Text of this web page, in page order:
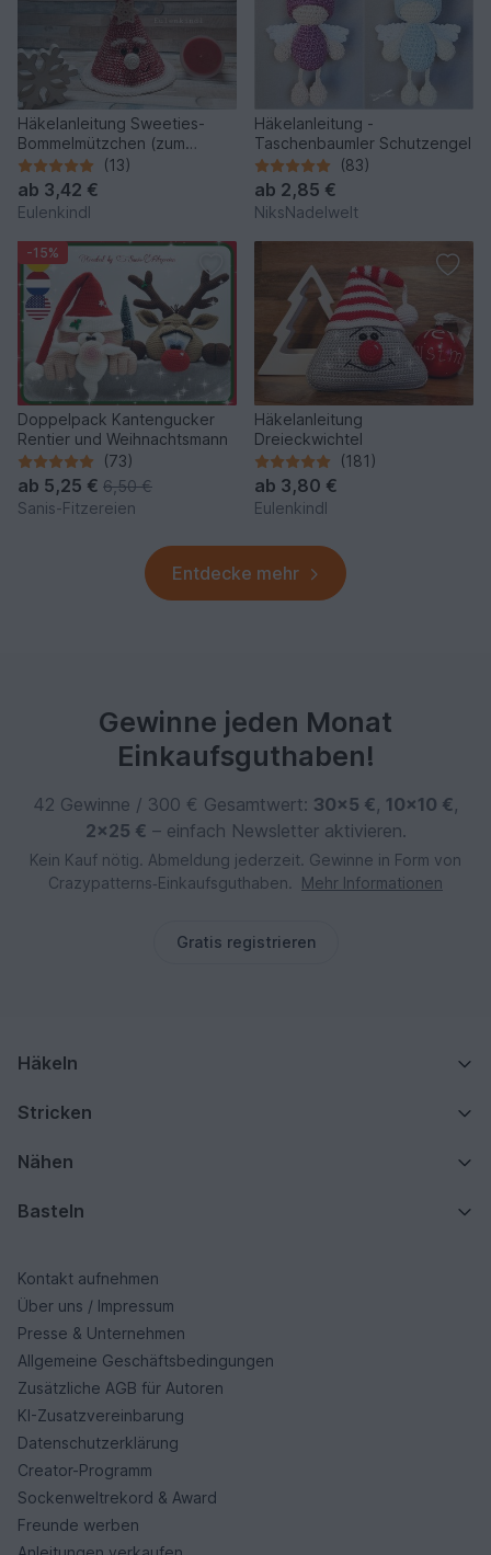
Häkelanleitung Sweeties-
Bommelmützchen (zum
Befüllen)
(13)
ab 3,42 €
Eulenkindl
Häkelanleitung -
Taschenbaumler Schutzengel
(83)
ab 2,85 €
NiksNadelwelt
-15%
Doppelpack Kantengucker
Rentier und Weihnachtsmann
(73)
ab 5,25 € 6,50 €
Sanis-Fitzereien
Häkelanleitung
Dreieckwichtel
(181)
ab 3,80 €
Eulenkindl
Entdecke mehr
Gewinne jeden Monat
Einkaufsguthaben!
42 Gewinne / 300 € Gesamtwert: 30×5 €, 10×10 €,
2×25 € – einfach Newsletter aktivieren.
Kein Kauf nötig. Abmeldung jederzeit. Gewinne in Form von
Crazypatterns‑Einkaufsguthaben.
Mehr Informationen
Gratis registrieren
Häkeln
Stricken
Nähen
Basteln
Kontakt aufnehmen
Über uns / Impressum
Presse & Unternehmen
Allgemeine Geschäftsbedingungen
Zusätzliche AGB für Autoren
KI-Zusatzvereinbarung
Datenschutzerklärung
Creator-Programm
Sockenweltrekord & Award
Freunde werben